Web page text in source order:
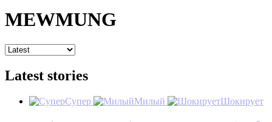
MEWMUNG
Latest stories
Супер Милый Шокирует